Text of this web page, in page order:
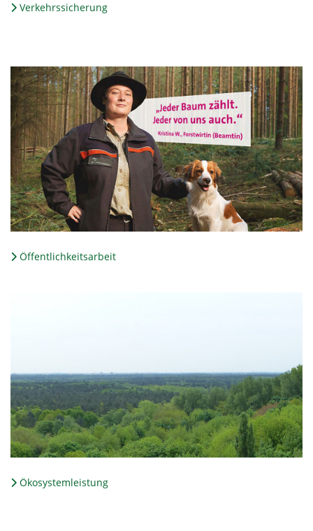
Verkehrssicherung
Öffentlichkeitsarbeit
Ökosystemleistung